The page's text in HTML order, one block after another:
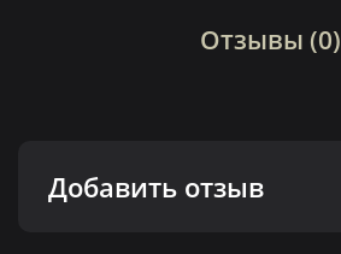
Отзывы (0)
Добавить отзыв